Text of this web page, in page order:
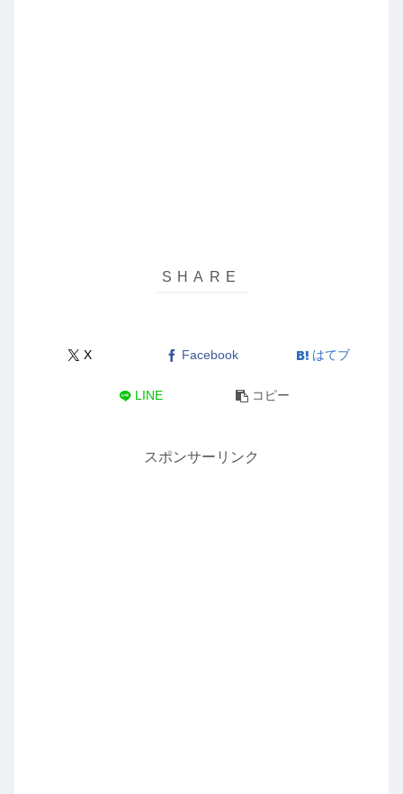
X Facebook はてブ
LINE コピー
スポンサーリンク